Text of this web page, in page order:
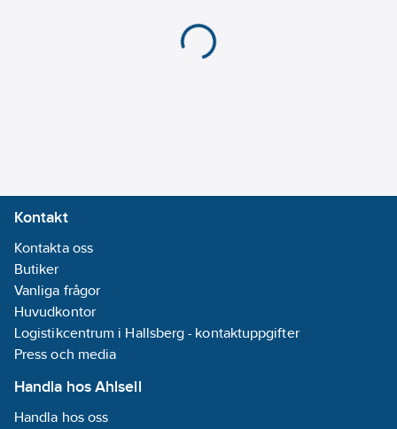
Kontakt
Kontakta oss
Butiker
Vanliga frågor
Huvudkontor
Logistikcentrum i Hallsberg - kontaktuppgifter
Press och media
Handla hos Ahlsell
Handla hos oss